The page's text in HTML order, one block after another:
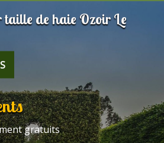
de haie Ozoir Le
gratuits